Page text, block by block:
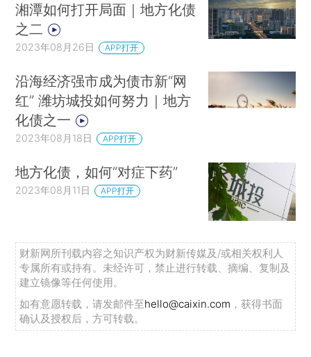
湘潭如何打开局面｜地方化债
之二
2023年08月26日 APP打开
沿海经济强市成为债市新“网
红” 潍坊城投如何努力｜地方
化债之一
2023年08月18日 APP打开
地方化债，如何“对症下药”
2023年08月11日 APP打开
财新网所刊载内容之知识产权为财新传媒及/或相关权利人
专属所有或持有。未经许可，禁止进行转载、摘编、复制及
建立镜像等任何使用。
如有意愿转载，请发邮件至hello@caixin.com ，获得书面
确认及授权后，方可转载。